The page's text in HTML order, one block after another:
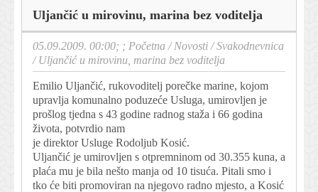
Uljančić u mirovinu, marina bez voditelja
05.09.2009. 00:00; ; Početna /Novosti /Svakodnevnica
/Uljančić u mirovinu, marina bez voditelja
Emilio Uljančić, rukovoditelj porečke marine, kojom
upravlja komunalno poduzeće Usluga, umirovljen je
prošlog tjedna s 43 godine radnog staža i 66 godina
života, potvrdio nam
je direktor Usluge Rodoljub Kosić.
Uljančić je umirovljen s otpremninom od 30.355 kuna, a
plaća mu je bila nešto manja od 10 tisuća. Pitali smo i
tko će biti promoviran na njegovo radno mjesto, a Kosić